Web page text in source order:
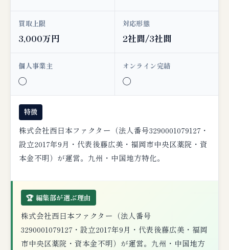
買取上限
3,000万円
対応形態
2社間/3社間
個人事業主
◯
オンライン完結
◯
特徴
株式会社西日本ファクター（法人番号3290001079127・
設立2017年9月・代表後藤広美・福岡市中央区薬院・資
本金不明）が運営。九州・中国地方特化。
🏆 編集部が選ぶ理由
株式会社西日本ファクター（法人番号
3290001079127・設立2017年9月・代表後藤広美・福岡
市中央区薬院・資本金不明）が運営。九州・中国地方